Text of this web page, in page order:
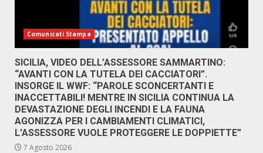
Comunicati Stampa
SICILIA, VIDEO DELL’ASSESSORE SAMMARTINO:
“AVANTI CON LA TUTELA DEI CACCIATORI”.
INSORGE IL WWF: “PAROLE SCONCERTANTI E
INACCETTABILI! MENTRE IN SICILIA CONTINUA LA
DEVASTAZIONE DEGLI INCENDI E LA FAUNA
AGONIZZA PER I CAMBIAMENTI CLIMATICI,
L’ASSESSORE VUOLE PROTEGGERE LE DOPPIETTE”
7 Agosto 2026